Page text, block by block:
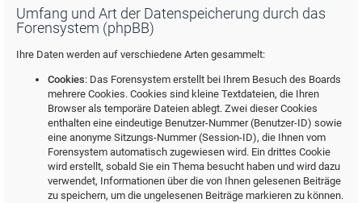
Umfang und Art der Datenspeicherung durch das
Forensystem (phpBB)
Ihre Daten werden auf verschiedene Arten gesammelt:
Cookies: Das Forensystem erstellt bei Ihrem Besuch des Boards
mehrere Cookies. Cookies sind kleine Textdateien, die Ihren
Browser als temporäre Dateien ablegt. Zwei dieser Cookies
enthalten eine eindeutige Benutzer-Nummer (Benutzer-ID) sowie
eine anonyme Sitzungs-Nummer (Session-ID), die Ihnen vom
Forensystem automatisch zugewiesen wird. Ein drittes Cookie
wird erstellt, sobald Sie ein Thema besucht haben und wird dazu
verwendet, Informationen über die von Ihnen gelesenen Beiträge
zu speichern, um die ungelesenen Beiträge markieren zu können.